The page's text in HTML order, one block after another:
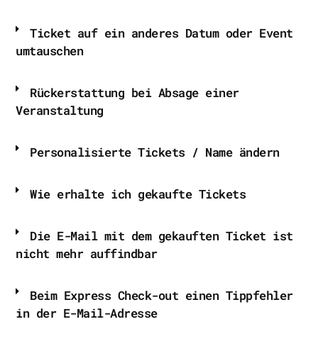
Ticket auf ein anderes Datum oder Event
umtauschen
Rückerstattung bei Absage einer
Veranstaltung
Personalisierte Tickets / Name ändern
Wie erhalte ich gekaufte Tickets
Die E-Mail mit dem gekauften Ticket ist
nicht mehr auffindbar
Beim Express Check-out einen Tippfehler
in der E-Mail-Adresse